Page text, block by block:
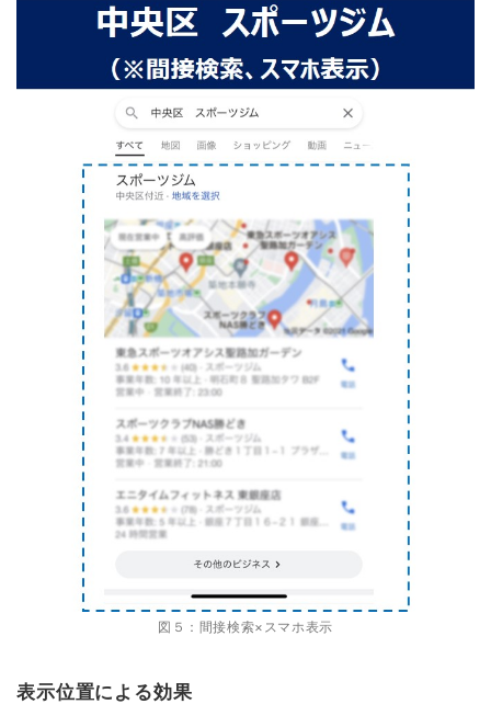
図５：間接検索×スマホ表示
表示位置による効果